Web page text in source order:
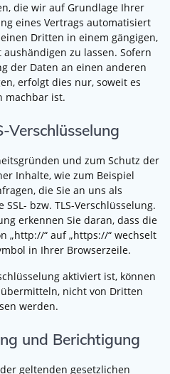
die wir auf Grundlage Ihrer
eines Vertrags automatisiert
Dritten in einem gängigen,
zu lassen. Sofern
der Daten an einen anderen
erfolgt dies nur, soweit es
machbar ist.
Verschlüsselung
und zum Schutz der
Inhalte, wie zum Beispiel
die Sie an uns als
bzw. TLS-Verschlüsselung.
erkennen Sie daran, dass die
„http://“ auf „https://“ wechselt
in Ihrer Browserzeile.
aktiviert ist, können
nicht von Dritten
werden.
und Berichtigung
geltenden gesetzlichen